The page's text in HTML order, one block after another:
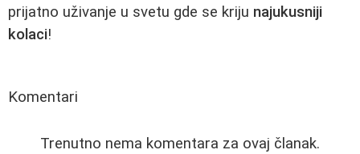
prijatno uživanje u svetu gde se kriju najukusniji
kolaci!
Komentari
Trenutno nema komentara za ovaj članak.